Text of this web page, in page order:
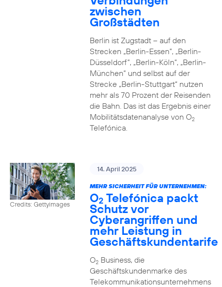
zwischen
Großstädten
Berlin ist Zugstadt – auf den
Strecken „Berlin-Essen”, „Berlin-
Düsseldorf”, „Berlin-Köln”, „Berlin-
München” und selbst auf der
Strecke „Berlin-Stuttgart“ nutzen
mehr als 70 Prozent der Reisenden
die Bahn. Das ist das Ergebnis einer
Mobilitätsdatenanalyse von O2
Telefónica.
Credits: Gettyimages
14. April 2025
MEHR SICHERHEIT FÜR UNTERNEHMEN:
O2 Telefónica packt
Schutz vor
Cyberangriffen und
mehr Leistung in
Geschäftskundentarife
O2Business, die
Geschäftskundenmarke des
Telekommunikationsunternehmens